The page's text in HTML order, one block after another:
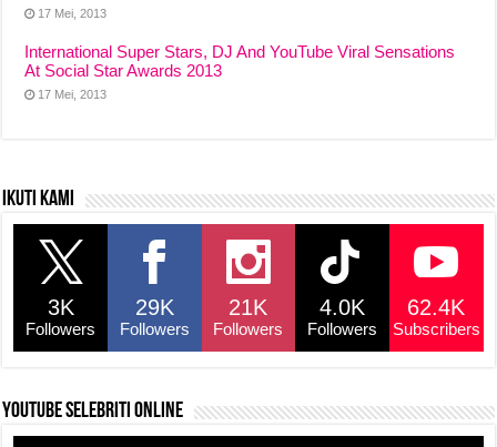
17 Mei, 2013
International Super Stars, DJ And YouTube Viral Sensations
At Social Star Awards 2013
17 Mei, 2013
Ikuti kami
3K
Followers
29K
Followers
21K
Followers
4.0K
Followers
62.4K
Subscribers
YouTube selebriti online